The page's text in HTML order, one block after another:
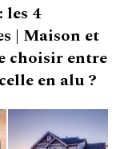
les 4
| Maison et
choisir entre
en alu ?